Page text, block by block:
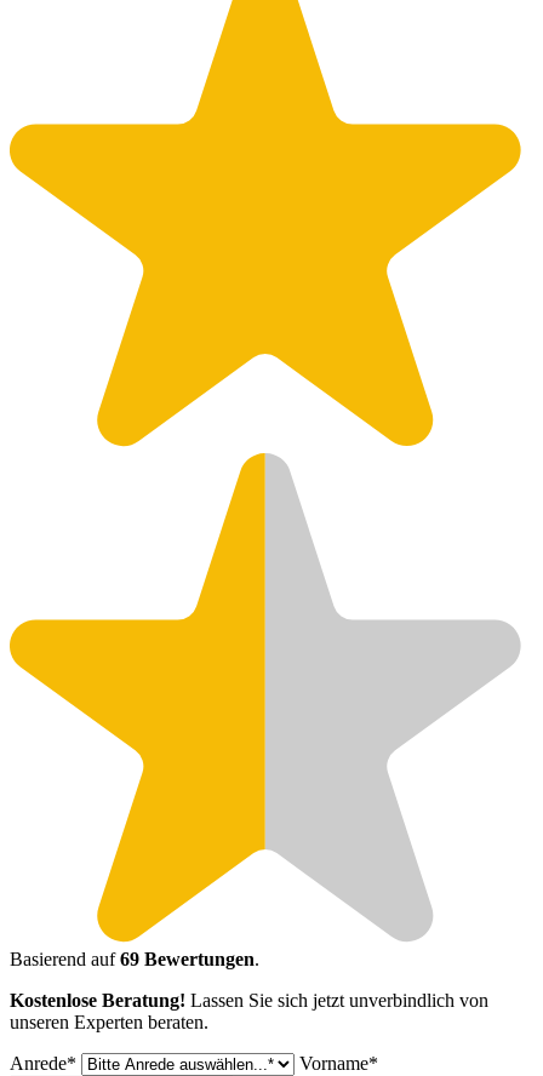
Basierend auf69 Bewertungen.
Kostenlose Beratung! Lassen Sie sich jetzt unverbindlich von
unseren Experten beraten.
Anrede*
Vorname*